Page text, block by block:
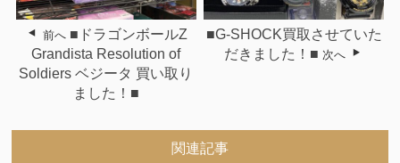
前へ ■ドラゴンボールZ
Grandista Resolution of
Soldiers ベジータ 買い取り
ました！■
■G-SHOCK買取させていた
だきました！■ 次へ
関連記事